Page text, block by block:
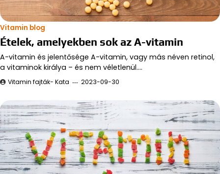
Vitamin blog
Ételek, amelyekben sok az A-vitamin
A-vitamin és jelentősége A-vitamin, vagy más néven retinol,
a vitaminok királya – és nem véletlenül.…
Vitamin fajták- Kata 2023-09-30